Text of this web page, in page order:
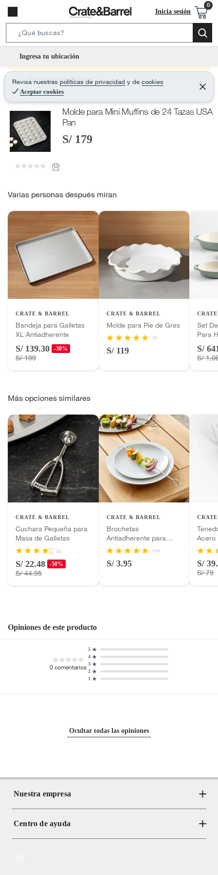
Inicia sesión
e
r
c
B
t
n
Ingresa tu ubicación
Revisa nuestras políticas de privacidad y de cookies
Aceptar cookies
C
e
r
a
r
Producto sin stock :(
Molde para Mini Muffins de 24 Tazas USA
Pan
S/ 179
(0)
Varias personas después miran
CRATE & BARREL
Bandeja para Galletas
XL Antiadherente
S/ 139.30 -30%
S/ 199
CRATE & BARREL
Molde para Pie de Gres
(2)
S/ 119
Set
Para
S/
S/
Más opciones similares
CRATE & BARREL
Cuchara Pequeña para
Masa de Galletas
(3)
S/ 22.48 -50%
S/ 44.95
CRATE & BARREL
Brochetas
Antiadherente para
Parrilla
(15)
S/ 3.95
Acero
S/
S/ 79
Opiniones de este producto
0comentarios
1
2
3
4
5
Ocultar todas las opiniones
Nuestra empresa
Acerca de Crate
Centro de ayuda